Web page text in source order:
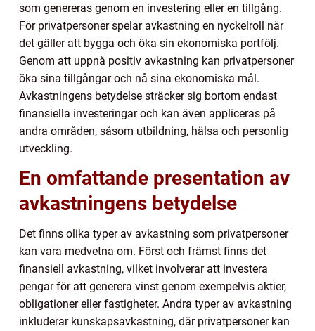
som genereras genom en investering eller en tillgång.
För privatpersoner spelar avkastning en nyckelroll när
det gäller att bygga och öka sin ekonomiska portfölj.
Genom att uppnå positiv avkastning kan privatpersoner
öka sina tillgångar och nå sina ekonomiska mål.
Avkastningens betydelse sträcker sig bortom endast
finansiella investeringar och kan även appliceras på
andra områden, såsom utbildning, hälsa och personlig
utveckling.
En omfattande presentation av
avkastningens betydelse
Det finns olika typer av avkastning som privatpersoner
kan vara medvetna om. Först och främst finns det
finansiell avkastning, vilket involverar att investera
pengar för att generera vinst genom exempelvis aktier,
obligationer eller fastigheter. Andra typer av avkastning
inkluderar kunskapsavkastning, där privatpersoner kan